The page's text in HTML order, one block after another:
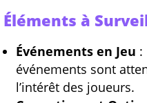
Éléments à
Événements en Jeu :
événements sont
l’intérêt des joueurs.